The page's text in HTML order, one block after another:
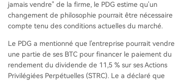
jamais vendre" de la firme, le PDG estime qu'un
changement de philosophie pourrait être nécessaire
compte tenu des conditions actuelles du marché.
Le PDG a mentionné que l'entreprise pourrait vendre
une partie de ses BTC pour financer le paiement du
rendement du dividende de 11,5 % sur ses Actions
Privilégiées Perpétuelles (STRC). Le a déclaré que